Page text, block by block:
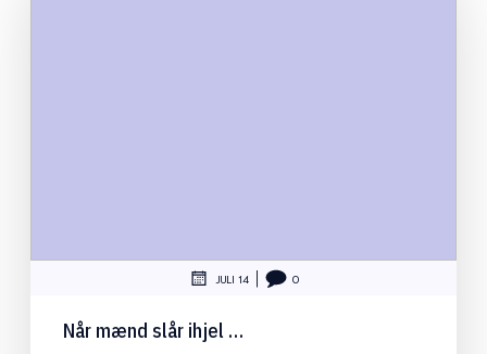
JULI 14 0
Når mænd slår ihjel …